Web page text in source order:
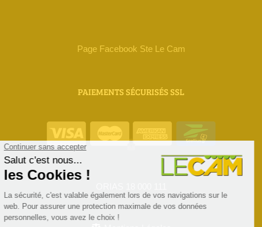
Page Facebook Ste Le Cam
PAIEMENTS SÉCURISÉS SSL